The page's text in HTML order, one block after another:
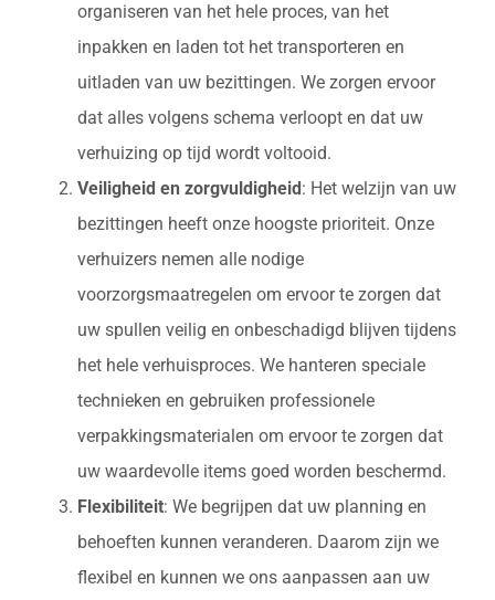
organiseren van het hele proces, van het
inpakken en laden tot het transporteren en
uitladen van uw bezittingen. We zorgen ervoor
dat alles volgens schema verloopt en dat uw
verhuizing op tijd wordt voltooid.
Veiligheid en zorgvuldigheid : Het welzijn van uw
bezittingen heeft onze hoogste prioriteit. Onze
verhuizers nemen alle nodige
voorzorgsmaatregelen om ervoor te zorgen dat
uw spullen veilig en onbeschadigd blijven tijdens
het hele verhuisproces. We hanteren speciale
technieken en gebruiken professionele
verpakkingsmaterialen om ervoor te zorgen dat
uw waardevolle items goed worden beschermd.
Flexibiliteit: We begrijpen dat uw planning en
behoeften kunnen veranderen. Daarom zijn we
flexibel en kunnen we ons aanpassen aan uw